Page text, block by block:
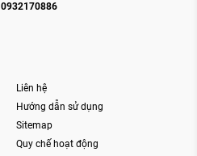
Liên hệ
Hướng dẫn sử dụng
Sitemap
Quy chế hoạt động